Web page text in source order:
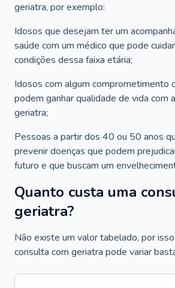
geriatra, por exemplo:
Idosos que desejam ter um
saúde com um médico que pode
condições dessa faixa etária;
Idosos com algum comprometimento
podem ganhar qualidade de vida com
geriatra;
Pessoas a partir dos 40 ou 50 anos
prevenir doenças que podem
futuro e que buscam um
Quanto custa uma
geriatra?
Não existe um valor tabelado, por
consulta com geriatra pode variar